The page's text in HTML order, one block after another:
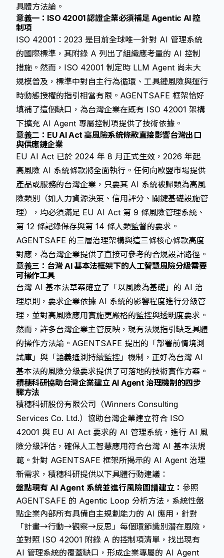
具體方法論。
意義一：ISO 42001 認證企業必須補足 Agentic AI 控
制項
ISO 42001：2023 是目前全球唯一針對 AI 管理系統
的國際標準，其附錄 A 列出了組織應考量的 AI 控制
措施。然而，ISO 42001 制定時 LLM Agent 尚未大
規模普及，標準中對自主行為循環、工具鏈風險與運行
時動態授權的指引相當有限。AGENTSAFE 框架恰好
填補了這個缺口，為台灣企業在既有 ISO 42001 架構
下擴充 AI Agent 專屬控制項提供了技術依據。
意義二：EU AI Act 高風險系統條款直接影響台灣出口
與供應鏈企業
EU AI Act 已於 2024 年 8 月正式生效，2026 年起
高風險 AI 系統條款將全面執行。任何向歐盟市場提供
產品或服務的台灣企業，只要其 AI 系統被歸類為高風
險類別（如人力資源決策、信用評分、關鍵基礎設施管
理），均必須滿足 EU AI Act 第 9 條風險管理系統、
第 12 條記錄保存與第 14 條人類監督的要求。
AGENTSAFE 的三層治理架構與這三條核心條款高度
對應，為台灣企業提供了直接可參考的合規設計路徑。
意義三：台灣 AI 基本法框架下的人工智慧風險分級需要
可操作工具
台灣 AI 基本法草案確立了「以風險為基礎」的 AI 治
理原則，要求企業依據 AI 系統的影響程度進行分級管
理，並對高風險應用實施更嚴格的監控與透明度要求。
然而，許多台灣企業主管反映，現有法規指引缺乏具體
的操作方法論。AGENTSAFE 提出的「部署前情境測
試庫」與「語義遙測持續監控」機制，正好為台灣 AI
基本法的風險分級要求提供了可落地的技術實作方案。
積穗科研協助台灣企業建立 AI Agent 治理機制的四步
驟方法
積穗科研股份有限公司（Winners Consulting
Services Co. Ltd.）協助台灣企業建立符合 ISO
42001 與 EU AI Act 要求的 AI 管理系統，進行 AI 風
險分級評估，確保人工智慧應用符合台灣 AI 基本法規
範。針對 AGENTSAFE 框架所揭示的 AI Agent 治理
新需求，積穗科研提供以下具體行動建議：
盤點現有 AI Agent 系統並進行風險圖譜建立： 參照
AGENTSAFE 的 Agentic Loop 分析方法，系統性盤
點企業內部所有具備自主規劃能力的 AI 應用，針對
「計畫→行動→觀察→反思」每個環節識別潛在風險，
並對照 ISO 42001 附錄 A 的控制項清單，找出現有
AI 管理系統的覆蓋缺口，形成企業專屬的 AI Agent